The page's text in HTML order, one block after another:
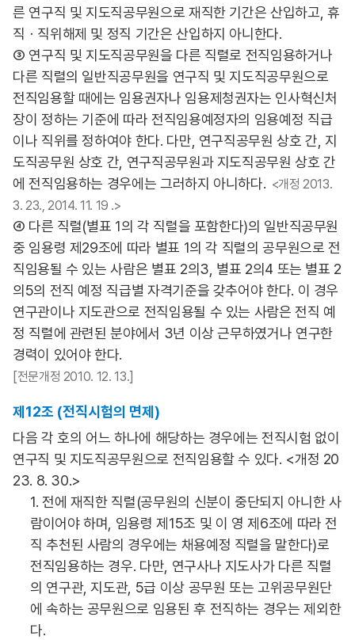
른 연구직 및 지도직공무원으로 재직한 기간은 산입하고, 휴
직ㆍ직위해제 및 정직 기간은 산입하지 아니한다.
③ 연구직 및 지도직공무원을 다른 직렬로 전직임용하거나
다른 직렬의 일반직공무원을 연구직 및 지도직공무원으로
전직임용할 때에는 임용권자나 임용제청권자는 인사혁신처
장이 정하는 기준에 따라 전직임용예정자의 임용예정 직급
이나 직위를 정하여야 한다. 다만, 연구직공무원 상호 간, 지
도직공무원 상호 간, 연구직공무원과 지도직공무원 상호 간
에 전직임용하는 경우에는 그러하지 아니하다. <개정 2013.
3. 23., 2014. 11. 19 .>
④ 다른 직렬(별표 1의 각 직렬을 포함한다)의 일반직공무원
중 임용령 제29조에 따라 별표 1의 각 직렬의 공무원으로 전
직임용될 수 있는 사람은 별표 2의3, 별표 2의4 또는 별표 2
의5의 전직 예정 직급별 자격기준을 갖추어야 한다. 이 경우
연구관이나 지도관으로 전직임용될 수 있는 사람은 전직 예
정 직렬에 관련된 분야에서 3년 이상 근무하였거나 연구한
경력이 있어야 한다.
[전문개정 2010. 12. 13.]
제12조 (전직시험의 면제)
다음 각 호의 어느 하나에 해당하는 경우에는 전직시험 없이
연구직 및 지도직공무원으로 전직임용할 수 있다. <개정 20
23. 8. 30.>
1. 전에 재직한 직렬(공무원의 신분이 중단되지 아니한 사
람이어야 하며, 임용령 제15조 및 이 영 제6조에 따라 전
직 추천된 사람의 경우에는 채용예정 직렬을 말한다)로
전직임용하는 경우. 다만, 연구사나 지도사가 다른 직렬
의 연구관, 지도관, 5급 이상 공무원 또는 고위공무원단
에 속하는 공무원으로 임용된 후 전직하는 경우는 제외한
다.